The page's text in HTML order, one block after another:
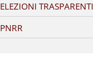
ELEZIONI TRASPARENTI
PNRR